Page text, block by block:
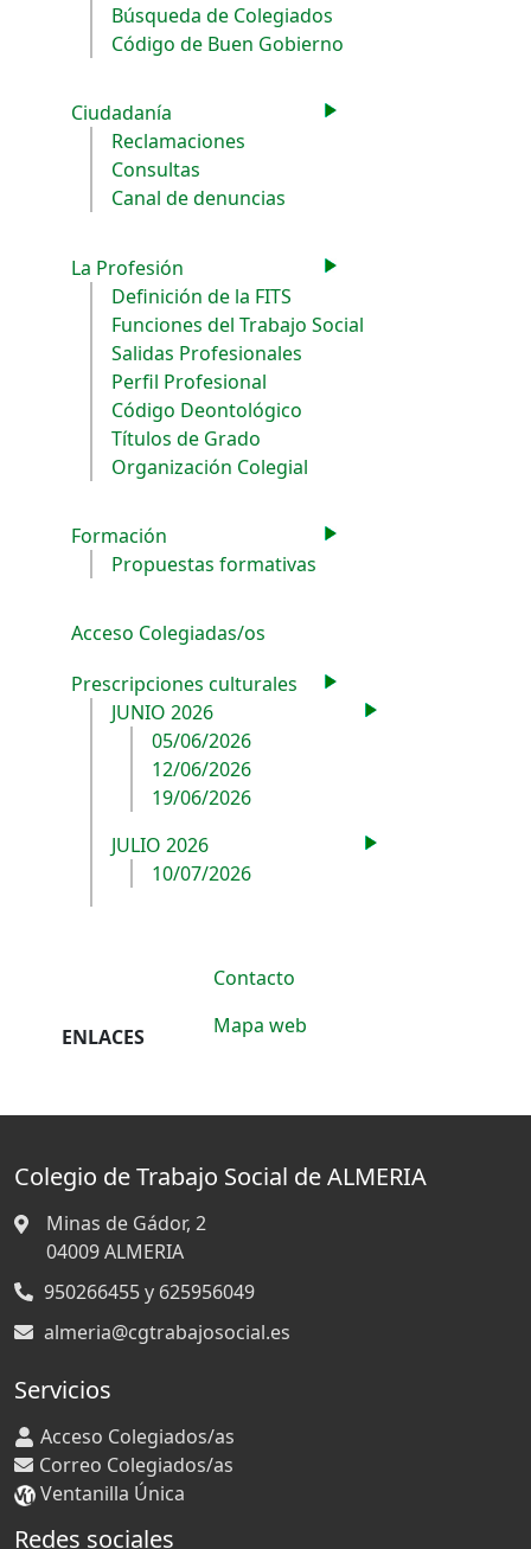
Búsqueda de Colegiados
Código de Buen Gobierno
Ciudadanía
Reclamaciones
Consultas
Canal de denuncias
La Profesión
Definición de la FITS
Funciones del Trabajo Social
Salidas Profesionales
Perfil Profesional
Código Deontológico
Títulos de Grado
Organización Colegial
Formación
Propuestas formativas
Acceso Colegiadas/os
Prescripciones culturales
JUNIO 2026
05/06/2026
12/06/2026
19/06/2026
JULIO 2026
10/07/2026
ENLACES
Contacto
Mapa web
Colegio de Trabajo Social de ALMERIA
Minas de Gádor, 2
04009ALMERIA
950266455 y 625956049
almeria@cgtrabajosocial.es
Servicios
Acceso Colegiados/as
Correo Colegiados/as
Ventanilla Única
Redes sociales